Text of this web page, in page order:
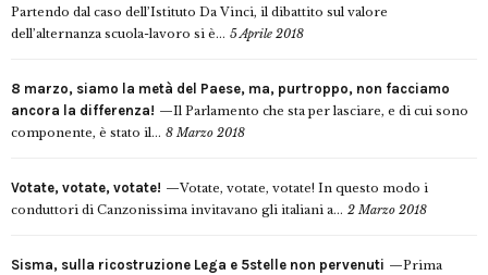
Partendo dal caso dell’Istituto Da Vinci, il dibattito sul valore
dell’alternanza scuola-lavoro si è... 5 Aprile 2018
8 marzo, siamo la metà del Paese, ma, purtroppo, non facciamo
ancora la differenza!
Il Parlamento che sta per lasciare, e di cui sono
componente, è stato il... 8 Marzo 2018
Votate, votate, votate!
Votate, votate, votate! In questo modo i
conduttori di Canzonissima invitavano gli italiani a... 2 Marzo 2018
Sisma, sulla ricostruzione Lega e 5stelle non pervenuti
Prima